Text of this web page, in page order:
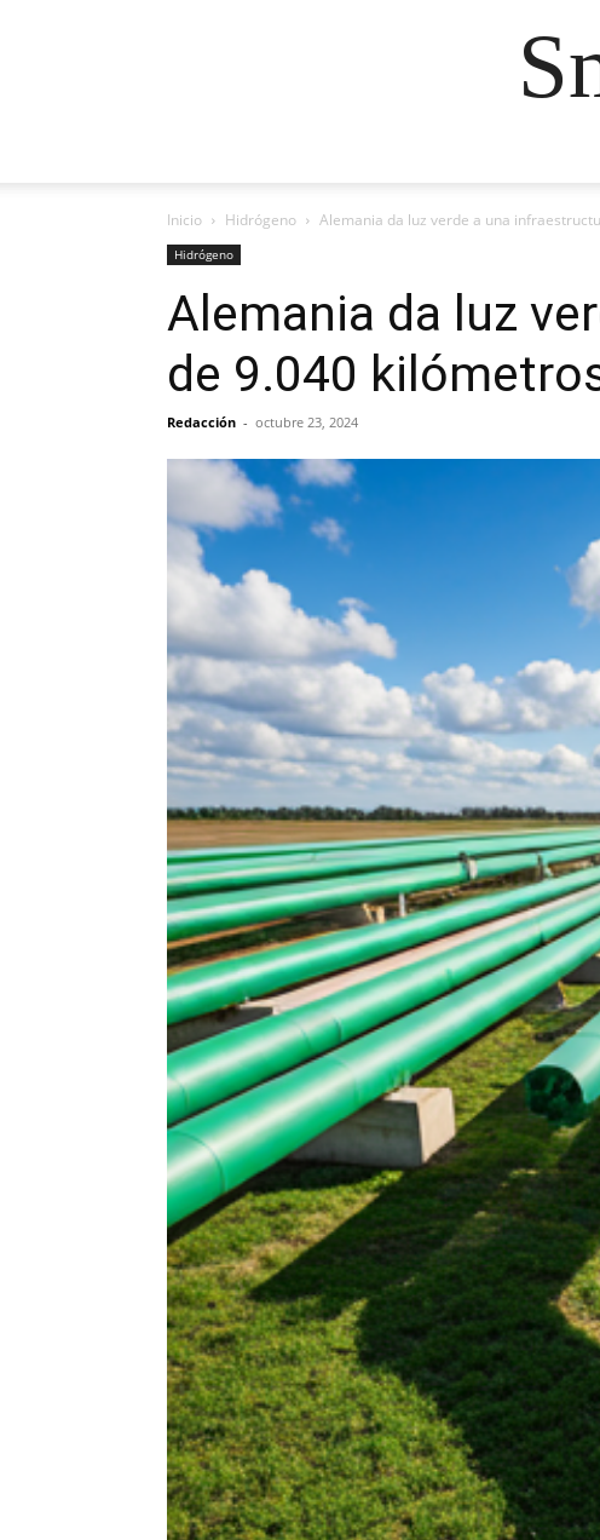
Inicio Hidrógeno Alemania da luz verde a una
Hidrógeno
Alemania da luz
de 9.040
Redacción - octubre 23, 2024